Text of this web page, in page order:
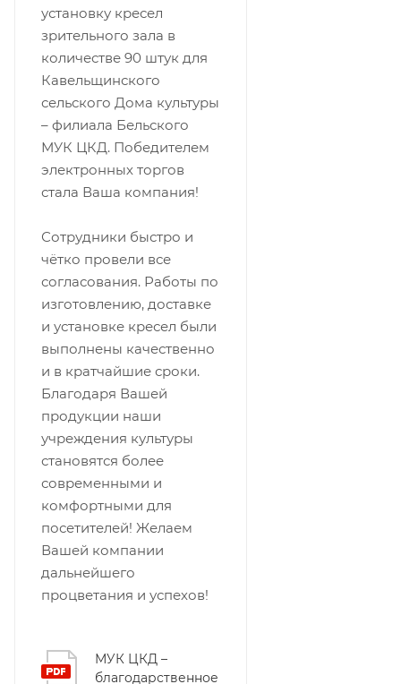
установку кресел
зрительного зала в
количестве 90 штук для
Кавельщинского
сельского Дома культуры
– филиала Бельского
МУК ЦКД. Победителем
электронных торгов
стала Ваша компания!
Сотрудники быстро и
чётко провели все
согласования. Работы по
изготовлению, доставке
и установке кресел были
выполнены качественно
и в кратчайшие сроки.
Благодаря Вашей
продукции наши
учреждения культуры
становятся более
современными и
комфортными для
посетителей! Желаем
Вашей компании
дальнейшего
процветания и успехов!
МУК ЦКД –
благодарственное